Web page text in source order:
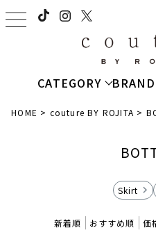
t
e
CATEGORY BRAND
HOME couture BY ROJITA
Skirt
新着順 おすすめ順 価